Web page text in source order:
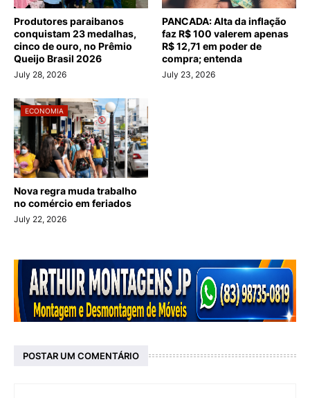
Produtores paraibanos
conquistam 23 medalhas,
cinco de ouro, no Prêmio
Queijo Brasil 2026
July 28, 2026
PANCADA: Alta da inflação
faz R$ 100 valerem apenas
R$ 12,71 em poder de
compra; entenda
July 23, 2026
ECONOMIA
Nova regra muda trabalho
no comércio em feriados
July 22, 2026
POSTAR UM COMENTÁRIO